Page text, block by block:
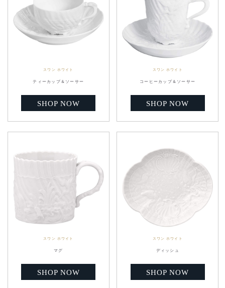
スワン ホワイト
ティーカップ＆ソーサー
SHOP NOW
スワン ホワイト
コーヒーカップ＆ソーサー
SHOP NOW
スワン ホワイト
マグ
SHOP NOW
スワン ホワイト
ディッシュ
SHOP NOW